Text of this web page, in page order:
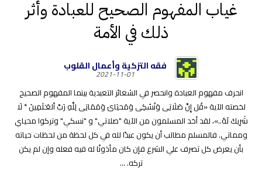
غياب المفهوم الصحيح للعبادة وأثر
ذلك في الأمة
فقه التزكية وأعمال القلوب
2021-11-01
انحرف مفهوم العبادة وانحصر في الشعائر التعبدية بينما المفهوم الصحيح
لخصته الآية «قُل إِنَّ صَلَاتِی وَنُسُكِی وَمَحیَایَ وَمَمَاتِی لِلَّهِ رَبِّ ٱلعَـٰلَمِینَ * لَا
شَرِیكَ لَهُ..»، لقد أخد المسلمون من الآية "صلاتي" و "نسكي" وتركوا محياي
ومماتي. فالمسلم مطالب أن يكون عبدًا لله في كل لحظة من لحظات حياته
بأن يعرض كل تصرف علي الشرع فإن كان مأذونًا له فيه فعله وإن لم يكن
تركه. ...